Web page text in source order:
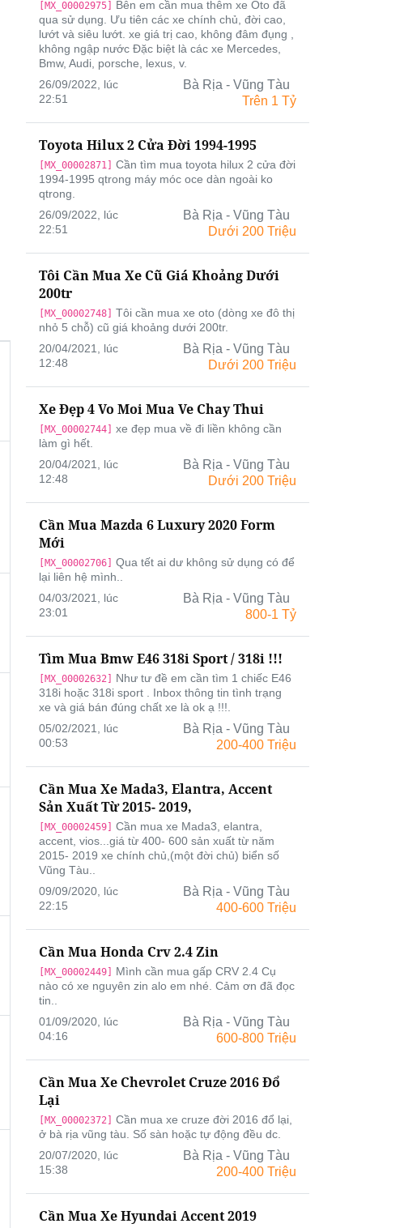
[MX_00002975]
Bên em cần mua thêm xe Oto đã
qua sử dụng. Ưu tiên các xe chính chủ, đời cao,
lướt và siêu lướt. xe giá trị cao, không đâm đụng ,
không ngập nước Đặc biệt là các xe Mercedes,
Bmw, Audi, porsche, lexus, v.
26/09/2022, lúc
22:51
Bà Rịa - Vũng Tàu
Trên 1 Tỷ
Toyota Hilux 2 Cửa Đời 1994-1995
[MX_00002871]
Cần tìm mua toyota hilux 2 cửa đời
1994-1995 qtrong máy móc oce dàn ngoài ko
qtrong.
26/09/2022, lúc
22:51
Bà Rịa - Vũng Tàu
Dưới 200 Triệu
Tôi Cần Mua Xe Cũ Giá Khoảng Dưới
200tr
[MX_00002748]
Tôi cần mua xe oto (dòng xe đô thị
nhỏ 5 chỗ) cũ giá khoảng dưới 200tr.
20/04/2021, lúc
12:48
Bà Rịa - Vũng Tàu
Dưới 200 Triệu
Xe Đẹp 4 Vo Moi Mua Ve Chay Thui
[MX_00002744]
xe đẹp mua về đi liền không cần
làm gì hết.
20/04/2021, lúc
12:48
Bà Rịa - Vũng Tàu
Dưới 200 Triệu
Cần Mua Mazda 6 Luxury 2020 Form
Mới
[MX_00002706]
Qua tết ai dư không sử dụng có để
lại liên hệ mình..
04/03/2021, lúc
23:01
Bà Rịa - Vũng Tàu
800-1 Tỷ
Tìm Mua Bmw E46 318i Sport / 318i !!!
[MX_00002632]
Như tư đề em cần tìm 1 chiếc E46
318i hoặc 318i sport . Inbox thông tin tình trạng
xe và giá bán đúng chất xe là ok ạ !!!.
05/02/2021, lúc
00:53
Bà Rịa - Vũng Tàu
200-400 Triệu
Cần Mua Xe Mada3, Elantra, Accent
Sản Xuất Từ 2015- 2019,
[MX_00002459]
Cần mua xe Mada3, elantra,
accent, vios...giá từ 400- 600 sản xuất từ năm
2015- 2019 xe chính chủ,(một đời chủ) biển số
Vũng Tàu..
09/09/2020, lúc
22:15
Bà Rịa - Vũng Tàu
400-600 Triệu
Cần Mua Honda Crv 2.4 Zin
[MX_00002449]
Mình cần mua gấp CRV 2.4 Cụ
nào có xe nguyên zin alo em nhé. Cảm ơn đã đọc
tin..
01/09/2020, lúc
04:16
Bà Rịa - Vũng Tàu
600-800 Triệu
Cần Mua Xe Chevrolet Cruze 2016 Đổ
Lại
[MX_00002372]
Cần mua xe cruze đời 2016 đổ lại,
ở bà rịa vũng tàu. Số sàn hoặc tự động đều dc.
20/07/2020, lúc
15:38
Bà Rịa - Vũng Tàu
200-400 Triệu
Cần Mua Xe Hyundai Accent 2019